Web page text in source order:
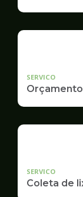
SERVICO
SERVICO
Coleta de